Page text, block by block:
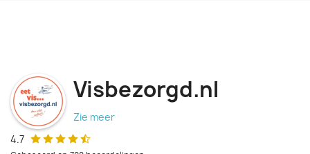
Visbezorgd.nl
Zie meer
4.7